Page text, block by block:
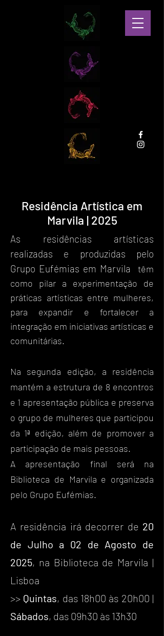
Residência Artística em
Marvila | 2025
As residências artísticas
realizadas e produzidas pelo
Grupo Eufémias em Marvila
têm
como pilar a experimentação de
práticas artísticas entre mulheres,
para expandir e fortalecer a
integração em iniciativas artísticas e
comunitárias.
Na segunda edição, a residência
mantém a estrutura de 8 encontros
e 1 apresentação pública e preserva
o grupo de mulheres que participou
da 1ª edição, além de promover a
participação de mais pessoas.
A apresentação final será na
Biblioteca de Marvila e organizada
pelo Grupo Eufémias.
A residência irá decorrer de 20
de Julho a 02 de Agosto de
2025, na Biblioteca de Marvila |
Lisboa
>> Quintas, das 18h00 às 20h00 |
Sábados, das 09h30 às 13h30